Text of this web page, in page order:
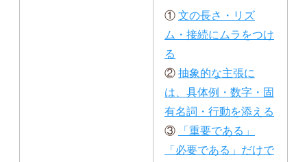
① 文の長さ・リズ
ム・接続にムラをつけ
る
② 抽象的な主張に
は、具体例・数字・固
有名詞・行動を添える
③
「重要である」
「必要である」だけで